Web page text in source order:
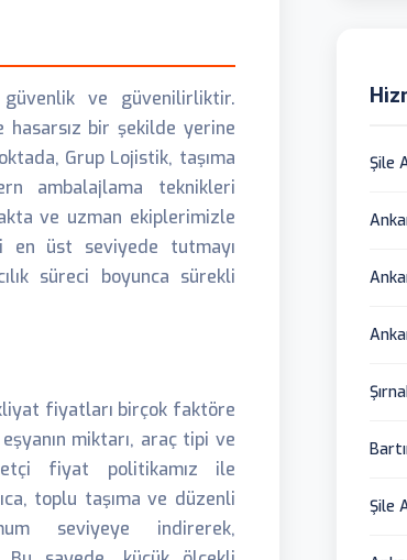
ve güvenilirliktir.
hasarsız bir şekilde yerine
Grup Lojistik, taşıma
ambalajlama teknikleri
ve uzman ekiplerimizle
en üst seviyede tutmayı
süreci boyunca sürekli
fiyatları birçok faktöre
miktarı, araç tipi ve
fiyat politikamız ile
toplu taşıma ve düzenli
seviyeye indirerek,
Şile
Şile